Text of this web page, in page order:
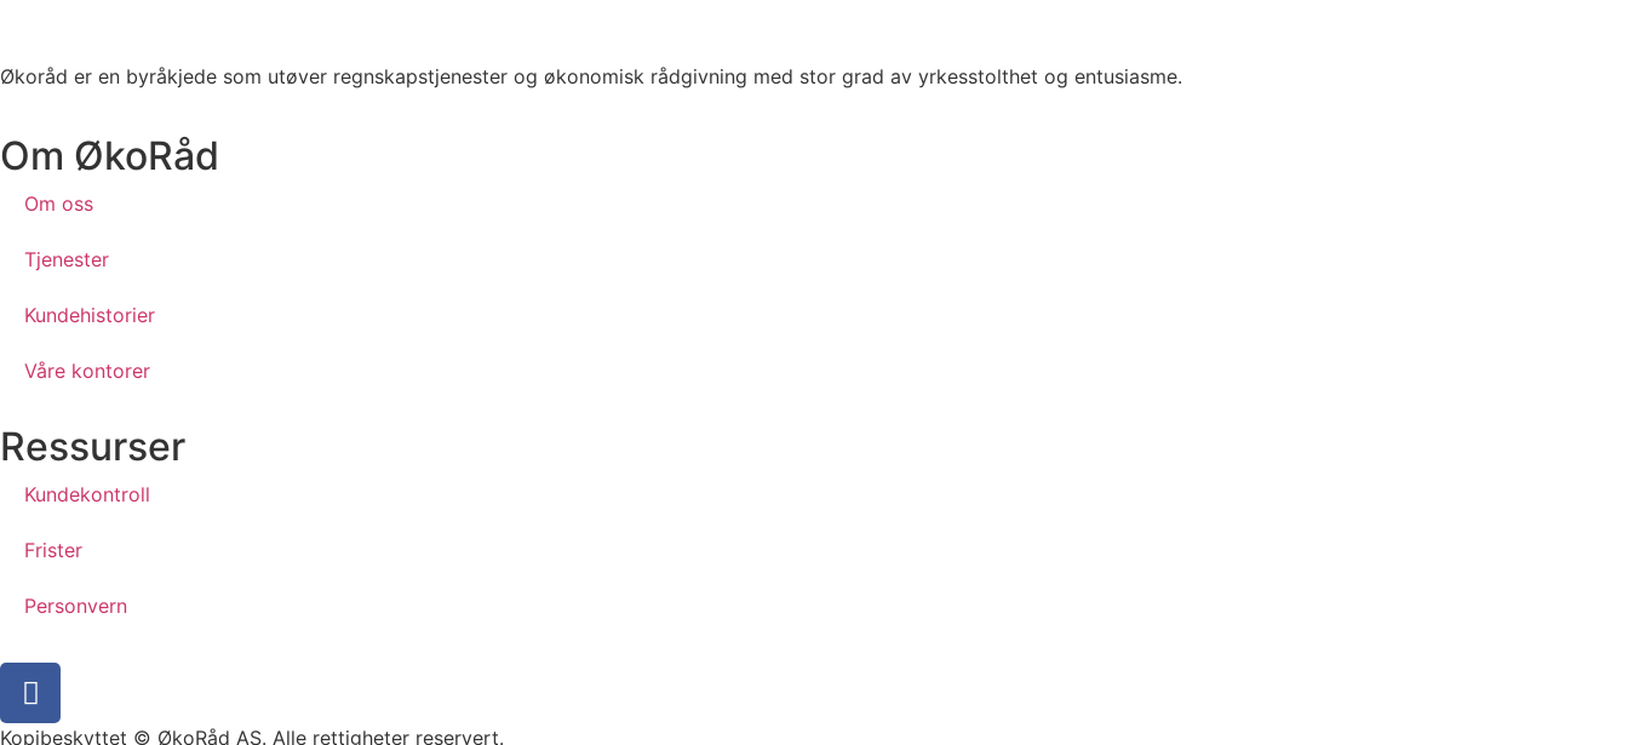
Økoråd er en byråkjede som utøver regnskapstjenester og økonomisk rådgivning med stor grad av yrkesstolthet og entusiasme.
Om ØkoRåd
Om oss
Tjenester
Kundehistorier
Våre kontorer
Ressurser
Kundekontroll
Frister
Personvern
Kopibeskyttet © ØkoRåd AS. Alle rettigheter reservert.